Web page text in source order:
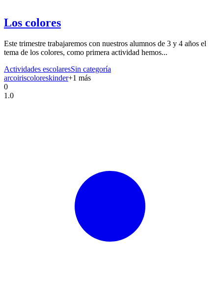
Los colores
Este trimestre trabajaremos con nuestros alumnos de 3 y 4 años el
tema de los colores, como primera actividad hemos...
Actividades escolaresSin categoría
arcoiriscoloreskinder+1 más
0
1.0